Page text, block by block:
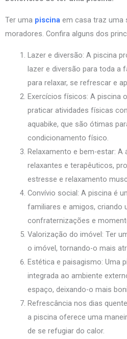
Ter uma piscina em casa traz uma
moradores. Confira alguns dos
Lazer e diversão: A piscina
lazer e diversão para toda a
para relaxar, se refrescar e
Exercícios físicos: A piscina
praticar atividades físicas
aquabike, que são ótimas
condicionamento físico.
Relaxamento e bem-estar:
relaxantes e terapêuticos,
estresse e relaxamento
Convívio social: A piscina é
familiares e amigos, criando
confraternizações e
Valorização do imóvel: Ter
o imóvel, tornando-o mais
Estética e paisagismo: Uma
integrada ao ambiente
espaço, deixando-o mais
Refrescância nos dias
a piscina oferece uma
de se refugiar do calor.